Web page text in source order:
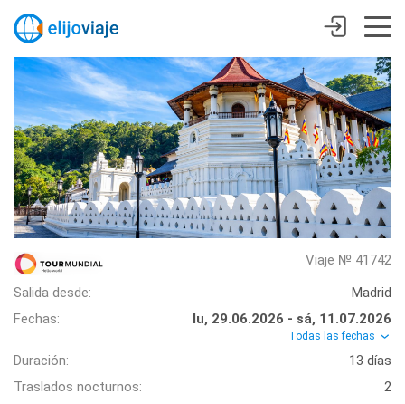
Viaje № 41742
Salida desde:
Madrid
Fechas:
lu, 29.06.2026 - sá, 11.07.2026
Todas las fechas
Duración:
13 días
Traslados nocturnos:
2